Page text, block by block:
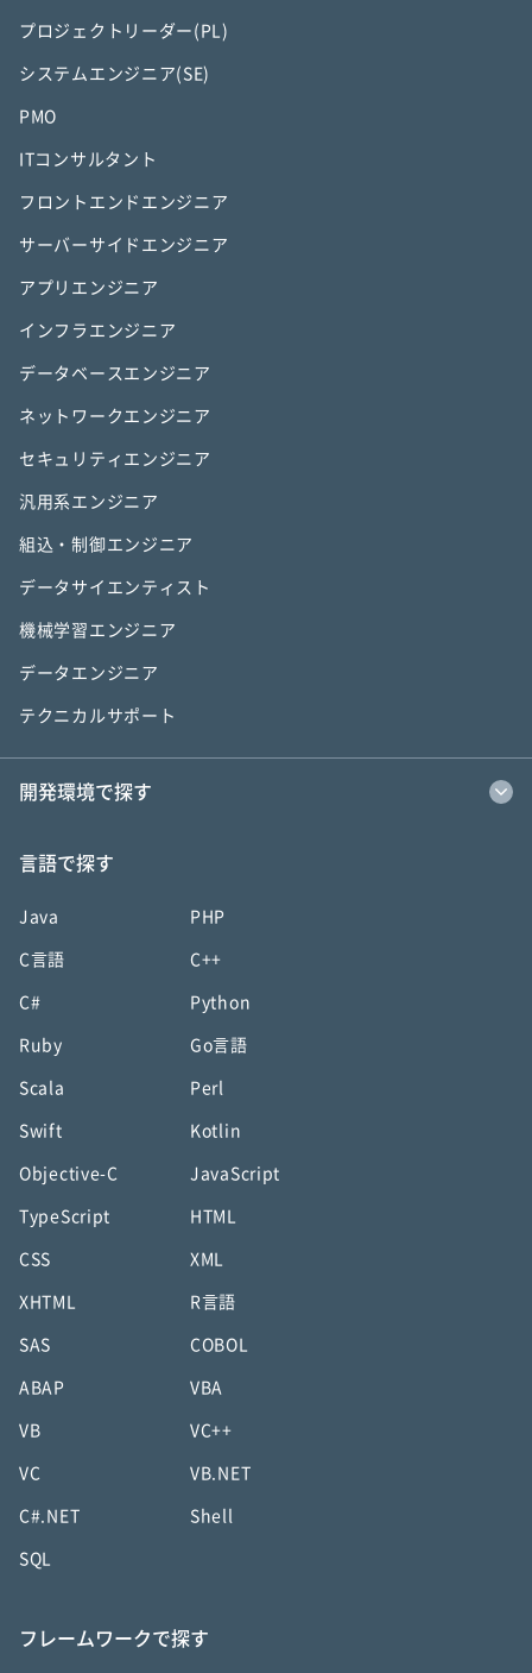
プロジェクトリーダー(PL)
システムエンジニア(SE)
PMO
ITコンサルタント
フロントエンドエンジニア
サーバーサイドエンジニア
アプリエンジニア
インフラエンジニア
データベースエンジニア
ネットワークエンジニア
セキュリティエンジニア
汎用系エンジニア
組込・制御エンジニア
データサイエンティスト
機械学習エンジニア
データエンジニア
テクニカルサポート
開発環境で探す
言語で探す
Java PHP
C言語 C++
C# Python
Ruby Go言語
Scala Perl
Swift Kotlin
Objective-C JavaScript
TypeScript HTML
CSS XML
XHTML R言語
SAS COBOL
ABAP VBA
VB VC++
VC VB.NET
C#.NET Shell
SQL
フレームワークで探す